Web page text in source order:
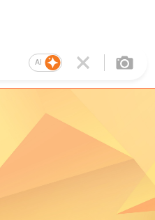
AI